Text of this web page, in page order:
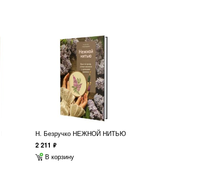
Н. Безручко НЕЖНОЙ НИТЬЮ
2 211 ф
В корзину